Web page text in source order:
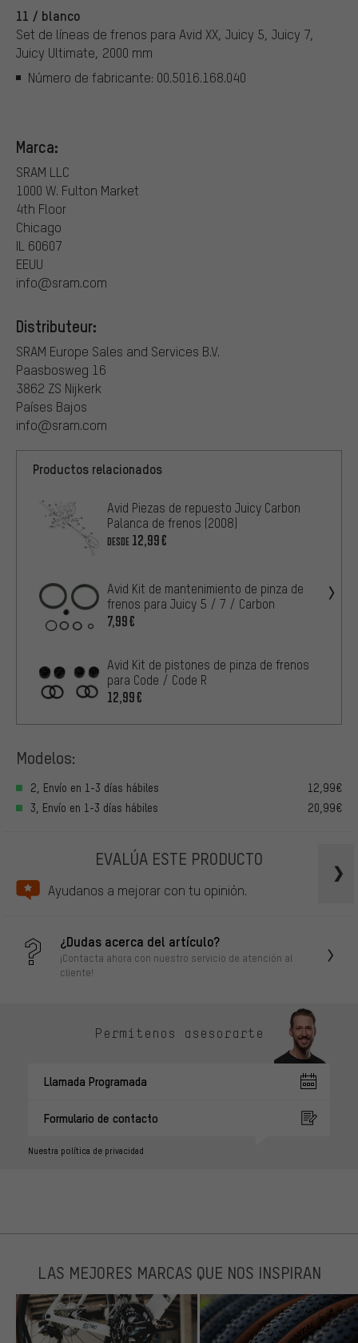
11 / blanco
Set de líneas de frenos para Avid XX, Juicy 5, Juicy 7,
Juicy Ultimate, 2000 mm
Número de fabricante: 00.5016.168.040
Marca:
SRAM LLC
1000 W. Fulton Market
4th Floor
Chicago
IL 60607
EEUU
info@sram.com
Distributeur:
SRAM Europe Sales and Services B.V.
Paasbosweg 16
3862 ZS Nijkerk
Países Bajos
info@sram.com
Productos relacionados
Avid Piezas de repuesto Juicy Carbon
Palanca de frenos (2008)
DESDE 12,99€
Avid Kit de mantenimiento de pinza de
frenos para Juicy 5 / 7 / Carbon
7,99€
Avid Kit de pistones de pinza de frenos
para Code / Code R
12,99€
Modelos:
2, Envío en 1-3 días hábiles
12,99€
3, Envío en 1-3 días hábiles
20,99€
EVALÚA ESTE PRODUCTO
Ayudanos a mejorar con tu opinión.
¿Dudas acerca del artículo?
¡Contacta ahora con nuestro servicio de atención al
cliente!
Permítenos asesorarte
Llamada Programada
Formulario de contacto
Nuestra política de privacidad
LAS MEJORES MARCAS QUE NOS INSPIRAN